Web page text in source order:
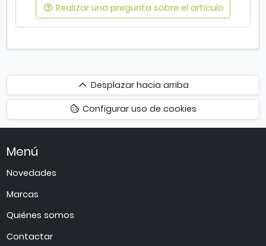
Realizar una pregunta sobre el artículo
Desplazar
hacia
arriba
Desplazar hacia arriba
Configurar uso de cookies
Menú
Novedades
Marcas
Quiénes somos
Contactar